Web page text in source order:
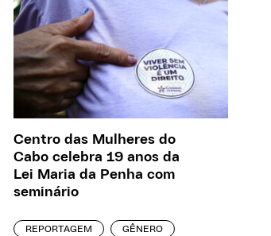
Centro das Mulheres do
Cabo celebra 19 anos da
Lei Maria da Penha com
seminário
REPORTAGEM GÊNERO